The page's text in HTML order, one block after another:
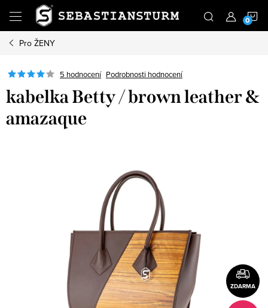
obsah
Pro ŽENY
5 hodnocení Podrobnosti hodnocení
kabelka Betty / brown leather &
amazaque
ZDARMA